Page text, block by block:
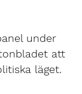
under
att
läget.